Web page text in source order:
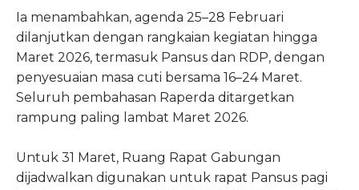
Ia menambahkan, agenda 25–28 Februari
dilanjutkan dengan rangkaian kegiatan hingga
Maret 2026, termasuk Pansus dan RDP, dengan
penyesuaian masa cuti bersama 16–24 Maret.
Seluruh pembahasan Raperda ditargetkan
rampung paling lambat Maret 2026.
Untuk 31 Maret, Ruang Rapat Gabungan
dijadwalkan digunakan untuk rapat Pansus pagi